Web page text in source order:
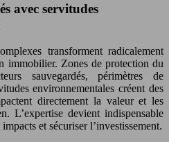
avec servitudes
transforment radicalement
immobilier. Zones de protection du
sauvegardés, périmètres de
environnementales créent des
directement la valeur et les
L’expertise devient indispensable
et sécuriser l’investissement.